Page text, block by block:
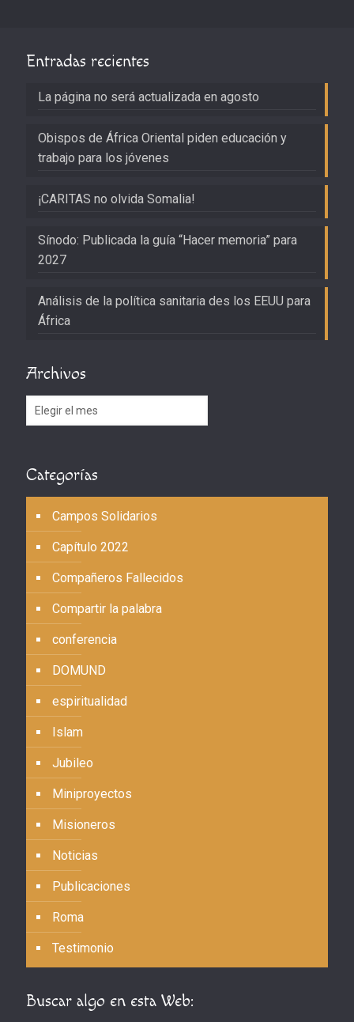
Entradas recientes
La página no será actualizada en agosto
Obispos de África Oriental piden educación y
trabajo para los jóvenes
¡CARITAS no olvida Somalia!
Sínodo: Publicada la guía “Hacer memoria” para
2027
Análisis de la política sanitaria des los EEUU para
África
Archivos
Archivos
Categorías
Campos Solidarios
Capítulo 2022
Compañeros Fallecidos
Compartir la palabra
conferencia
DOMUND
espiritualidad
Islam
Jubileo
Miniproyectos
Misioneros
Noticias
Publicaciones
Roma
Testimonio
Buscar algo en esta Web: